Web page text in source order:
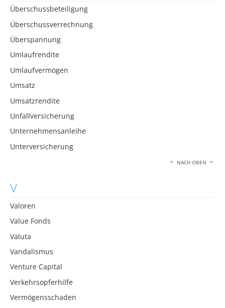
Überschussbeteiligung
Überschussverrechnung
Überspannung
Umlaufrendite
Umlaufvermögen
Umsatz
Umsatzrendite
Unfallversicherung
Unternehmensanleihe
Unterversicherung
NACH OBEN
V
Valoren
Value Fonds
Valuta
Vandalismus
Venture Capital
Verkehrsopferhilfe
Vermögensschaden